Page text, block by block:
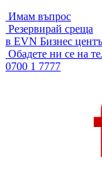
Имам въпрос
Резервирай среща
в EVN Бизнес
Обадете ни се на
0700 1 7777